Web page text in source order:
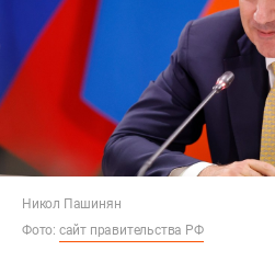
Никол Пашинян
Фото: сайт правительства РФ